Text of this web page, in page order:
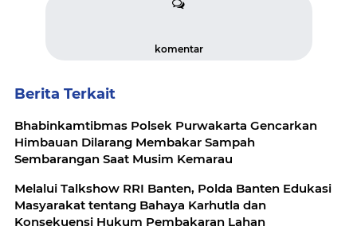
komentar
Berita Terkait
Bhabinkamtibmas Polsek Purwakarta Gencarkan
Himbauan Dilarang Membakar Sampah
Sembarangan Saat Musim Kemarau
Melalui Talkshow RRI Banten, Polda Banten Edukasi
Masyarakat tentang Bahaya Karhutla dan
Konsekuensi Hukum Pembakaran Lahan